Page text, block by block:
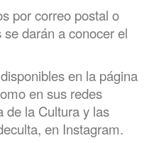
por correo postal o
darán a conocer el
en la página
en sus redes
de la Cultura y las
en Instagram.